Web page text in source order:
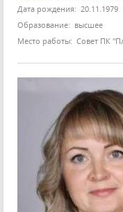
Дата рождения: 20.11.1979
Образование: высшее
Место работы: Совет ПК